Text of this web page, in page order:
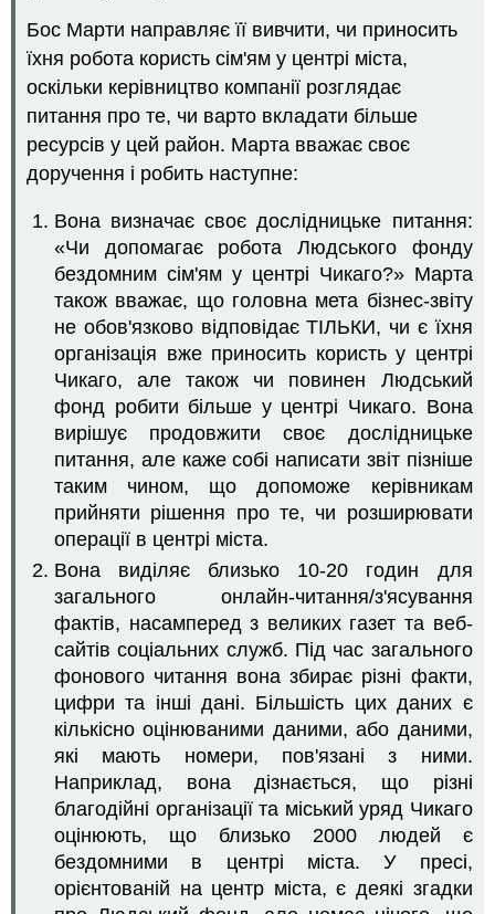
Бос Марти направляє її вивчити, чи приносить
їхня робота користь сім'ям у центрі міста,
оскільки керівництво компанії розглядає
питання про те, чи варто вкладати більше
ресурсів у цей район. Марта вважає своє
доручення і робить наступне:
Вона визначає своє дослідницьке питання:
«Чи допомагає робота Людського фонду
бездомним сім'ям у центрі Чикаго?» Марта
також вважає, що головна мета бізнес-звіту
не обов'язково відповідає ТІЛЬКИ, чи є їхня
організація вже приносить користь у центрі
Чикаго, але також чи повинен Людський
фонд робити більше у центрі Чикаго. Вона
вирішує продовжити своє дослідницьке
питання, але каже собі написати звіт пізніше
таким чином, що допоможе керівникам
прийняти рішення про те, чи розширювати
операції в центрі міста.
Вона виділяє близько 10-20 годин для
загального онлайн-читання/з'ясування
фактів, насамперед з великих газет та веб-
сайтів соціальних служб. Під час загального
фонового читання вона збирає різні факти,
цифри та інші дані. Більшість цих даних є
кількісно оцінюваними даними, або даними,
які мають номери, пов'язані з ними.
Наприклад, вона дізнається, що різні
благодійні організації та міський уряд Чикаго
оцінюють, що близько 2000 людей є
бездомними в центрі міста. У пресі,
орієнтованій на центр міста, є деякі згадки